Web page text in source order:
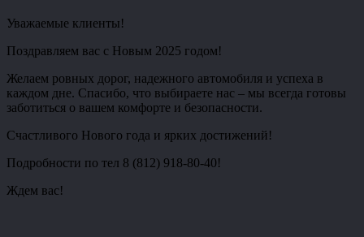
Уважаемые клиенты!
Поздравляем вас с Новым 2025 годом!
Желаем ровных дорог, надежного автомобиля и успеха в
каждом дне. Спасибо, что выбираете нас – мы всегда готовы
заботиться о вашем комфорте и безопасности.
Счастливого Нового года и ярких достижений!
Подробности по тел 8 (812) 918-80-40!
Ждем вас!